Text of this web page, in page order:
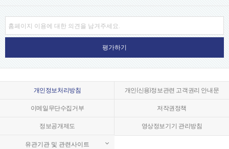
개인정보처리방침
개인(신용)정보관련 고객권리 안내문
이메일무단수집거부
저작권정책
정보공개제도
영상정보기기 관리방침
유관기관 및 관련사이트